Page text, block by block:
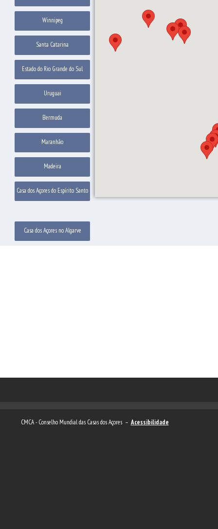
Winnipeg
Santa Catarina
Estado do Rio Grande do Sul
Uruguai
Bermuda
Maranhão
Madeira
Casa dos Açores do Espírito Santo
Casa dos Açores no Algarve
CMCA - Conselho Mundial das Casas dos Açores – Acessibilidade